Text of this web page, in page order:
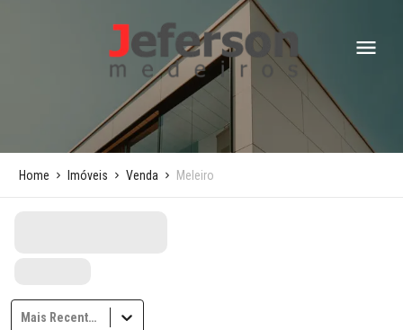
Home Imóveis Venda Meleiro
Mais Recentes